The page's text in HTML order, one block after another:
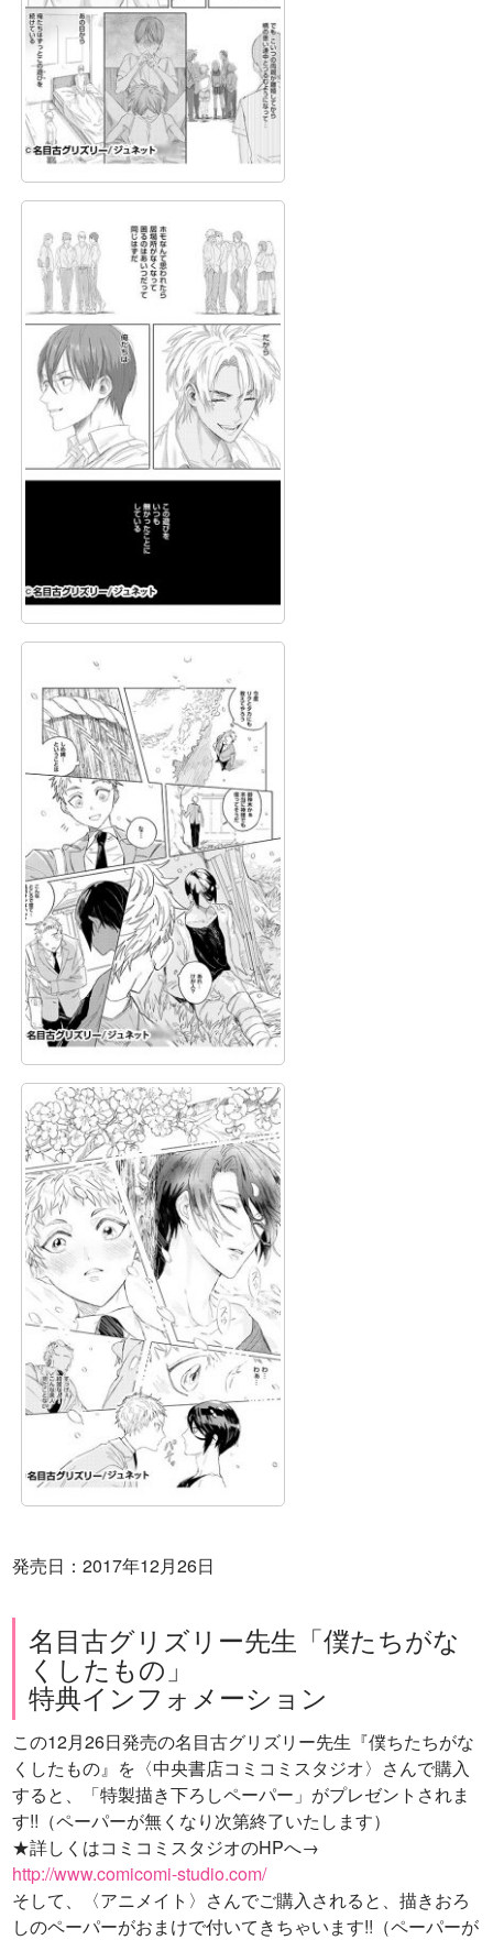
発売日：2017年12月26日
名目古グリズリー先生「僕たちがな
くしたもの」
特典インフォメーション
この12月26日発売の名目古グリズリー先生『僕ちたちがな
くしたもの』を〈中央書店コミコミスタジオ〉さんで購入
すると、「特製描き下ろしペーパー」がプレゼントされま
す!!（ペーパーが無くなり次第終了いたします）
★詳しくはコミコミスタジオのHPへ→
http://www.comicomi-studio.com/
そして、〈アニメイト〉さんでご購入されると、描きおろ
しのペーパーがおまけで付いてきちゃいます!!（ペーパーが